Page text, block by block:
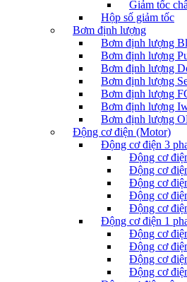
Giảm tốc
Hộp số giảm tốc
Bơm định lượng
Bơm định lượng
Bơm định lượng
Bơm định lượng
Bơm định lượng
Bơm định lượng
Bơm định lượng
Bơm định lượng
Động cơ điện (Motor)
Động cơ điện 3
Động cơ
Động cơ
Động cơ
Động cơ
Động cơ
Động cơ điện 1
Động cơ
Động cơ
Động cơ
Động cơ